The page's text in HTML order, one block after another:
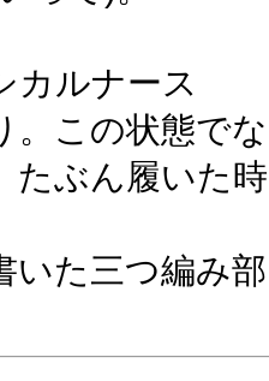
カルナース
。この状態で
たぶん履いた
いた三つ編み